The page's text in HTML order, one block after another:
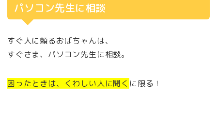
パソコン先生に相談
すぐ人に頼るおばちゃんは、
すぐさま、パソコン先生に相談。
困ったときは、くわしい人に聞く に限る！